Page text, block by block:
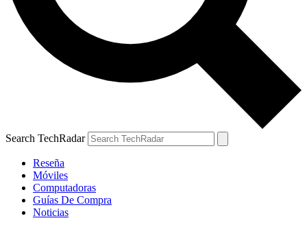
Search TechRadar
Reseña
Móviles
Computadoras
Guías De Compra
Noticias